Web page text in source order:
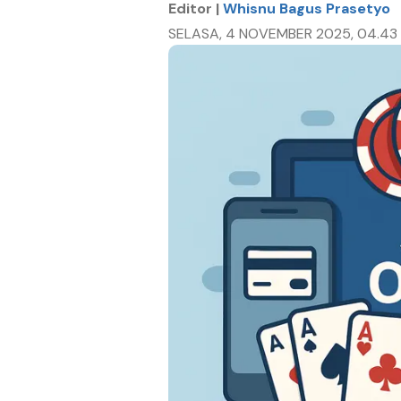
Editor | Whisnu Bagus Prasetyo
SELASA, 4 NOVEMBER 2025, 04.43